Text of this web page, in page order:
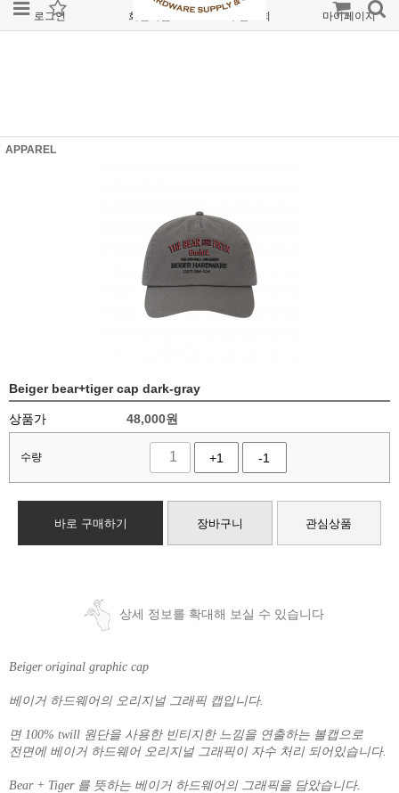
로그인 회원가입 주문조회 마이페이지
APPAREL
Beiger bear+tiger cap dark-gray
상품가 48,000원
수량 +1 -1
바로 구매하기 장바구니 관심상품
상세 정보를 확대해 보실 수 있습니다
Beiger original graphic cap
베이거 하드웨어의 오리지널 그래픽 캡입니다.
면 100% twill 원단을 사용한 빈티지한 느낌을 연출하는 볼캡으로
전면에 베이거 하드웨어 오리지널 그래픽이 자수 처리 되어있습니다.
Bear + Tiger 를 뜻하는 베이거 하드웨어의 그래픽을 담았습니다.